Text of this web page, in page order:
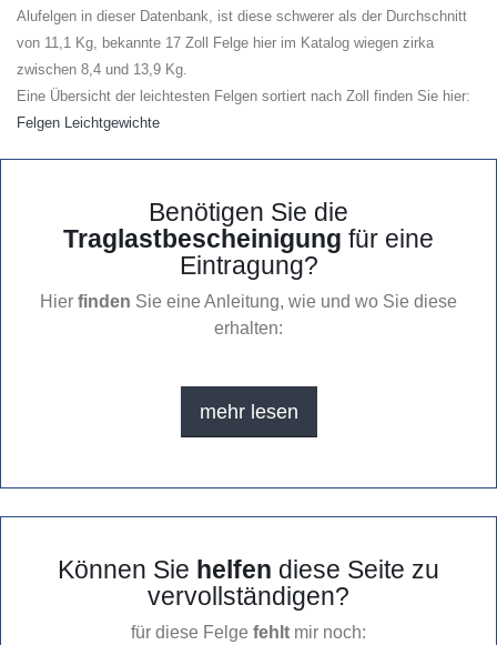
Alufelgen in dieser Datenbank, ist diese schwerer als der Durchschnitt
von 11,1 Kg, bekannte 17 Zoll Felge hier im Katalog wiegen zirka
zwischen 8,4 und 13,9 Kg.
Eine Übersicht der leichtesten Felgen sortiert nach Zoll finden Sie hier:
Felgen Leichtgewichte
Benötigen Sie die
Traglastbescheinigung für eine
Eintragung?
Hier finden Sie eine Anleitung, wie und wo Sie diese
erhalten:
mehr lesen
Können Sie helfen diese Seite zu
vervollständigen?
für diese Felge fehlt mir noch: